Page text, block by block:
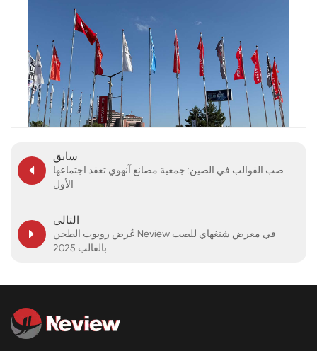
سابق
صب القوالب في الصين: جمعية مصانع آنهوي تعقد اجتماعها
الأول
التالي
عُرض روبوت الطحن Neview في معرض شنغهاي للصب
بالقالب 2025